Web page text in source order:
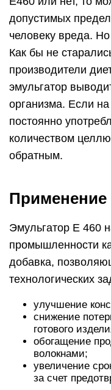
допустимых
человеку вреда.
Как бы не
производители
эмульгатор
организма. Если
постоянно
количеством
обратным.
Применение
Эмульгатор E 460
промышленности
добавка,
технологических
улучшение
снижение
готового
обогащение
волокнами;
увеличение
за счет